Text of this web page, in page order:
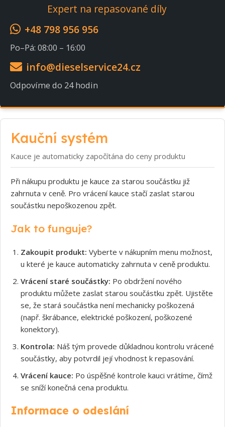
Expert na repasované díly
+48 798 956 956
Po–Pá: 08:00 – 16:00
info@dieselservice24.cz
Odpovíme do 24 hodin
Kauční systém
Kauce je automaticky započítána do ceny produktu
Při nákupu produktu je kauce za starou součástku již
zahrnuta v ceně. Pro vrácení kauce stačí zaslat starou
součástku nepoškozenou zpět.
Jak to funguje?
Zakoupit produkt: Vyberte v nákupním menu možnost,
u které je kauce automaticky zahrnuta v ceně produktu.
Vrácení staré součástky: Po obdržení nového
produktu můžete zaslat starou součástku zpět. Ujistěte
se, že stará součástka není mechanicky poškozená
(např. škrábance, elektrické poškození, poškozené
konektory).
Kontrola: Náš tým provede důkladnou kontrolu vrácené
součástky, aby potvrdil její vhodnost k repasování.
Vrácení kauce: Po úspěšné kontrole kauci vrátíme, čímž
se sníží konečná cena produktu.
Informace o odeslání